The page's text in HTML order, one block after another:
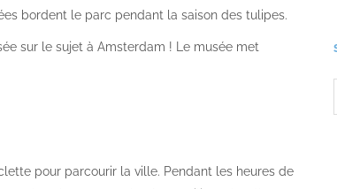
bordent le parc pendant la saison des tulipes.
sur le sujet à Amsterdam ! Le musée met
pour parcourir la ville. Pendant les heures de